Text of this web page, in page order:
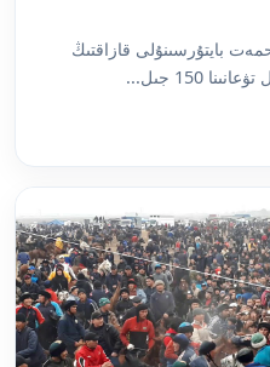
– 150 جىل احمەت بايتۇرسىنۇلى قازاقتىڭ
150 جىل...